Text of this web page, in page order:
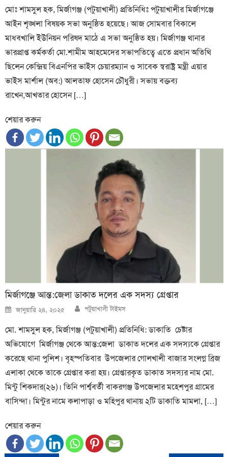
মোঃ শামসুল হক, মির্জাগঞ্জ (পটুয়াখালী) প্রতিনিধিঃ পটুয়াখালীর মির্জাগঞ্জে
আইন শৃঙ্খলা বিষয়ক সভা অনুষ্ঠিত হয়েছে। আজ সোমবার বিকালে
মাধবখালি ইউনিয়ন পরিষদ মাঠে এ সভা অনুষ্ঠিত হয়। মির্জাগঞ্জ থানার
ভারপ্রাপ্ত কর্মকর্তা মো.শামীম আহমেদের সভাপতিত্বে এতে প্রধান অতিথি
ছিলেন কেন্দ্রিয় বিএনপির ভাইস চেয়ারম্যান ও সাবেক স্বরাষ্ট্র মন্ত্রী এয়ার
ভাইস মার্শাল (অব:) আলতাফ হোসেন চৌধুরী। সভায় বক্তব্য
রাখেন,আখতার হোসেন […]
শেয়ার করুন
মির্জাগঞ্জে আন্ত:জেলা ডাকাত দলের এক সদস্য গ্রেপ্তার
Posted
on
জানুয়ারি ২৪, ২০২৫ Author
পটুয়াখালী টাইমস
মো. শামসুল হক, মির্জাগঞ্জ (পটুয়াখালী) প্রতিনিধি: ডাকাতি চেষ্টার
অভিযোগে মির্জাগঞ্জ থেকে আন্ত:জেলা ডাকাত দলের এক সদস্যকে গ্রেপ্তার
করেছে থানা পুলিশ। বৃহস্পতিবার উপজেলার গোলখালী বাজার সংলগ্ন ব্রিজ
এলাকা থেকে তাকে গ্রেপ্তার করা হয়। গ্রেপ্তারকৃত ডাকাত সদস্যর নাম মো.
মিন্টু শিকদার(২৬)। তিনি পার্শ্ববর্তী বাকরগঞ্জ উপজেলার মহেশপুর গ্রামের
বাসিন্দা। মিন্টুর নামে কলাপাড়া ও মহিপুর থানায় ২টি ডাকাতি মামলা, […]
শেয়ার করুন